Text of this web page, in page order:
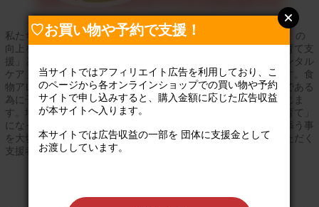
私たちは、食物アレルギーの子どもと保護者のQOL（生活の質）の
向上を目的に事業・活動を行ってます。 事業・活動は、「子育て支
援」と「医療支援」、「当事者支援」と「支援者支援」、「メンタル
ケア」と「医療ケア」というそれぞれの両側面から行っています。食
物アレルギーの治療の基本が、日常の食事の制限やスキンケアである
為に子どもを療育する保護者（特に母親）には大きな負担が生じま
す。地域行事や団体生活への参加もしづらく、籠りがちな「孤育て」
になってしまう傾向もあります。この様な状況の当事者に寄り添う事
を大切にした居場所作りと、アレルギーの親子を受け入れていただく
支援者の方たちへの支援に力を注いでいます。
♡お買い物や予約で支援！
当サイトではアフィリエイト広告を利用しており、こ
のページから各オンラインショップでの買い物や予約
サイトで申し込みすると、購入金額に応じた広告収益
が本サイトへ入ります。
本サイトでは広告収益の一部を 団体に支援金として
お渡ししています。